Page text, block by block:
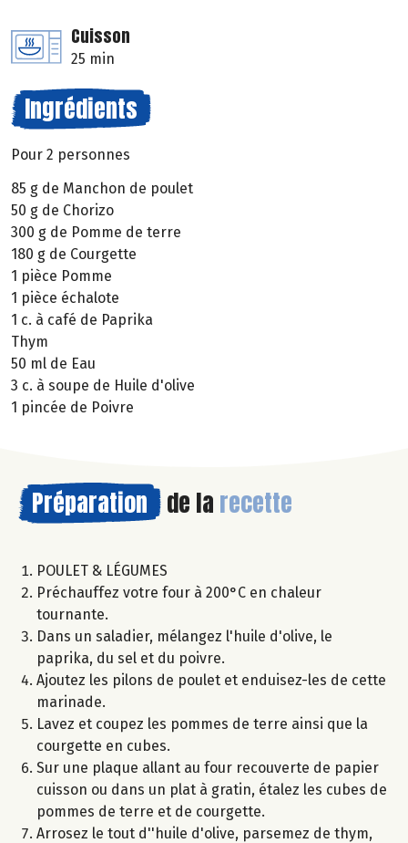
Cuisson
25 min
Ingrédients
Pour 2 personnes
85 g de Manchon de poulet
50 g de Chorizo
300 g de Pomme de terre
180 g de Courgette
1 pièce Pomme
1 pièce échalote
1 c. à café de Paprika
Thym
50 ml de Eau
3 c. à soupe de Huile d'olive
1 pincée de Poivre
Préparation de la recette
POULET & LÉGUMES
Préchauffez votre four à 200°C en chaleur
tournante.
Dans un saladier, mélangez l'huile d'olive, le
paprika, du sel et du poivre.
Ajoutez les pilons de poulet et enduisez-les de cette
marinade.
Lavez et coupez les pommes de terre ainsi que la
courgette en cubes.
Sur une plaque allant au four recouverte de papier
cuisson ou dans un plat à gratin, étalez les cubes de
pommes de terre et de courgette.
Arrosez le tout d''huile d'olive, parsemez de thym,